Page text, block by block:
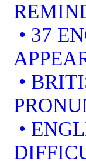
• 37
•
•